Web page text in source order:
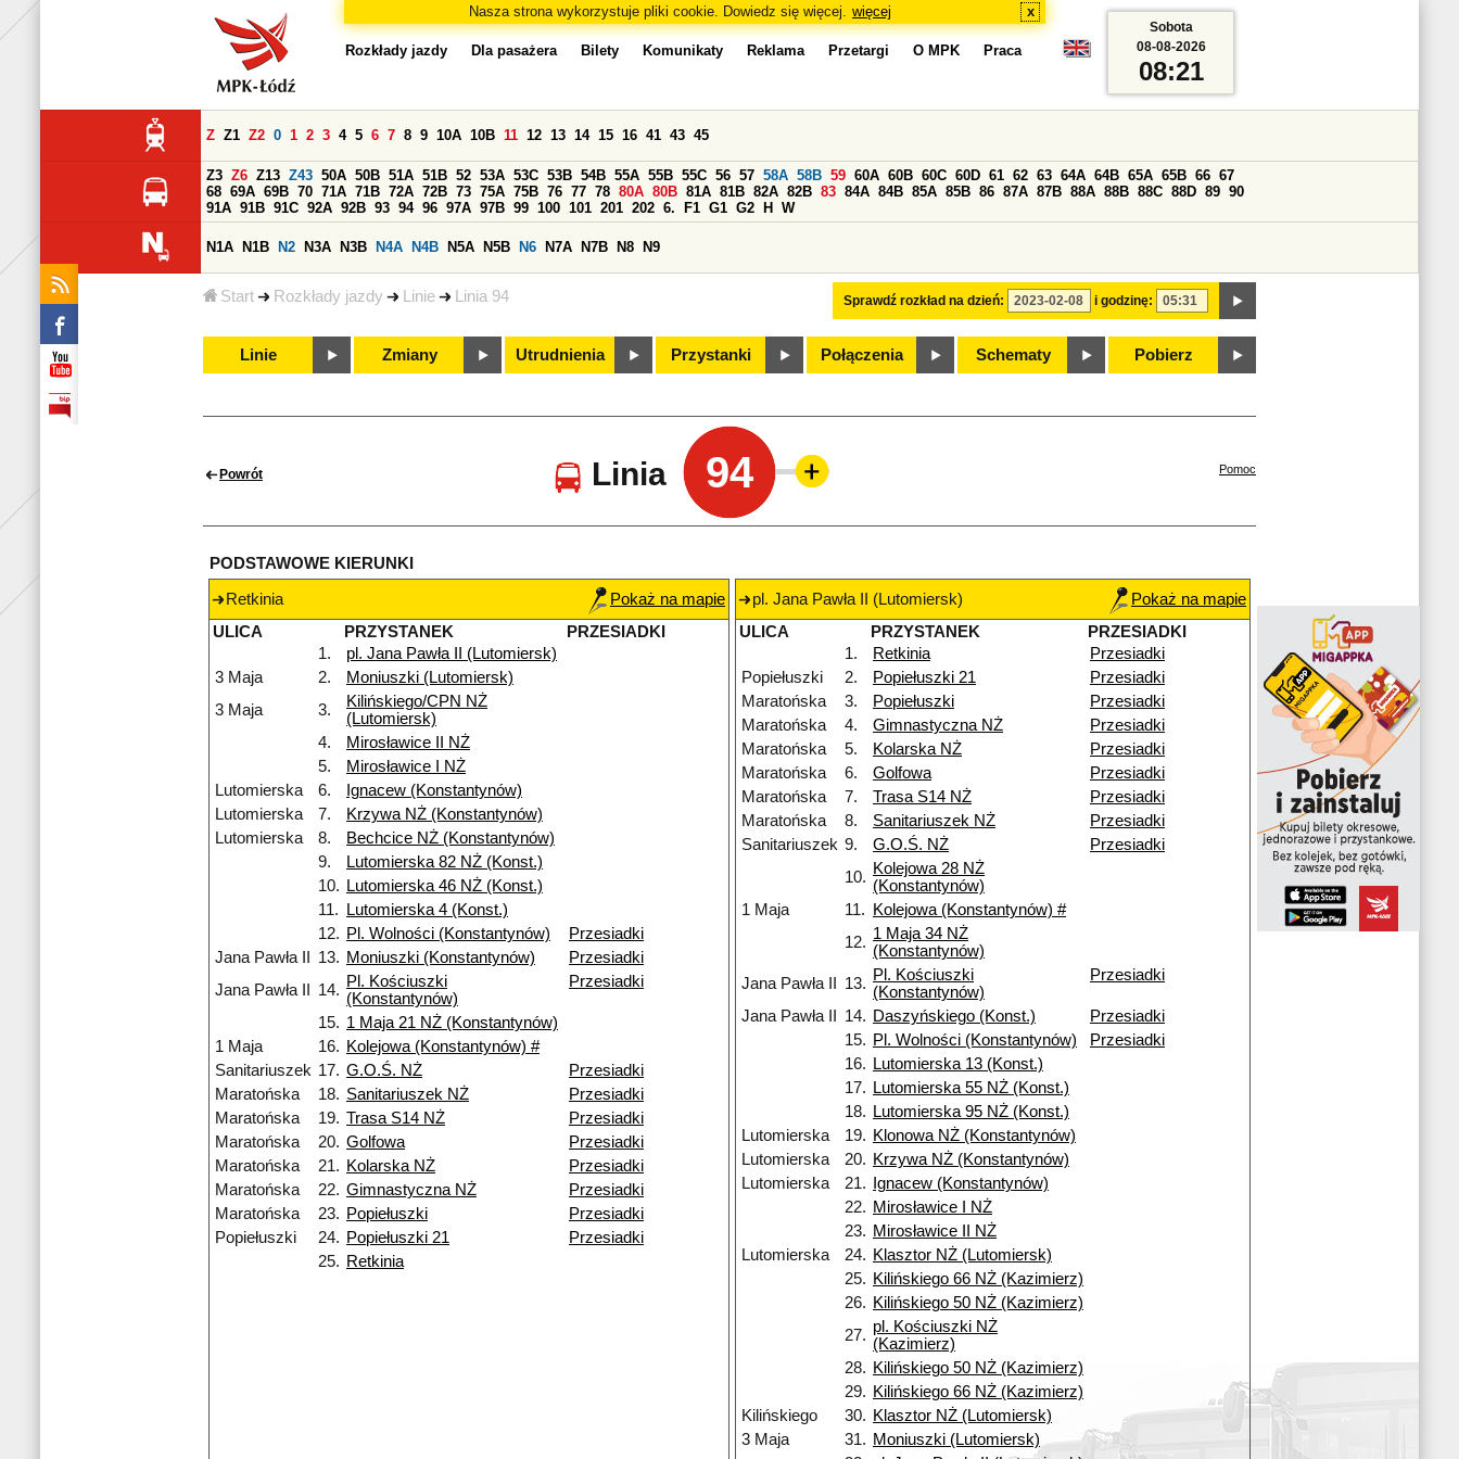
Nasza strona wykorzystuje pliki cookie. Dowiedz się więcej. więcej x
Start Rozkłady jazdy Linie Linia 94
Rozkłady jazdy Dla pasażera Bilety Komunikaty Reklama Przetargi O MPK Praca
Sprawdź rozkład na dzień: i godzinę:
Z Z1 Z2 0 1 2 3 4 5 6 7 8 9 10A 10B 11 12 13 14 15 16 41 43 45
Z3 Z6 Z13 Z43 50A 50B 51A 51B 52 53A 53C 53B 54B 55A 55B 55C 56 57 58A 58B 59 60A 60B 60C 60D 61 62 63 64A 64B 65A 65B 66 67
68 69A 69B 70 71A 71B 72A 72B 73 75A 75B 76 77 78 80A 80B 81A 81B 82A 82B 83 84A 84B 85A 85B 86 87A 87B 88A 88B 88C 88D 89 90
91A 91B 91C 92A 92B 93 94 96 97A 97B 99 100 101 201 202 6. F1 G1 G2 H W
N1A N1B N2 N3A N3B N4A N4B N5A N5B N6 N7A N7B N8 N9
Linie Zmiany Utrudnienia Przystanki Połączenia Schematy Pobierz
Sobota
08-08-2026
08:21
Powrót Linia 94 Pomoc
PODSTAWOWE KIERUNKI
Retkinia
Pokaż na mapie
ULICA
PRZYSTANEK
PRZESIADKI
1.
pl. Jana Pawła II (Lutomiersk)
3 Maja
2.
Moniuszki (Lutomiersk)
3 Maja
3.
Kilińskiego/CPN NŻ
(Lutomiersk)
4.
Mirosławice II NŻ
5.
Mirosławice I NŻ
Lutomierska
6.
Ignacew (Konstantynów)
Lutomierska
7.
Krzywa NŻ (Konstantynów)
Lutomierska
8.
Bechcice NŻ (Konstantynów)
9.
Lutomierska 82 NŻ (Konst.)
10.
Lutomierska 46 NŻ (Konst.)
11.
Lutomierska 4 (Konst.)
12. Pl. Wolności (Konstantynów)
Przesiadki
Jana Pawła II
13. Moniuszki (Konstantynów)
Przesiadki
Jana Pawła II
14. Pl. Kościuszki
(Konstantynów)
Przesiadki
15. 1 Maja 21 NŻ (Konstantynów)
1 Maja
16. Kolejowa (Konstantynów) #
Sanitariuszek 17. G.O.Ś. NŻ
Przesiadki
Maratońska
18. Sanitariuszek NŻ
Przesiadki
Maratońska
19. Trasa S14 NŻ
Przesiadki
Maratońska
20. Golfowa
Przesiadki
Maratońska
21. Kolarska NŻ
Przesiadki
Maratońska
22. Gimnastyczna NŻ
Przesiadki
Maratońska
23. Popiełuszki
Przesiadki
Popiełuszki
24. Popiełuszki 21
Przesiadki
25. Retkinia
pl. Jana Pawła II (Lutomiersk)
Pokaż na mapie
ULICA
PRZYSTANEK
PRZESIADKI
1.
Retkinia
Przesiadki
Popiełuszki
2. Popiełuszki 21
Przesiadki
Maratońska
3. Popiełuszki
Przesiadki
Maratońska
4. Gimnastyczna NŻ
Przesiadki
Maratońska
5. Kolarska NŻ
Przesiadki
Maratońska
6. Golfowa
Przesiadki
Maratońska
7. Trasa S14 NŻ
Przesiadki
Maratońska
8. Sanitariuszek NŻ
Przesiadki
Sanitariuszek 9. G.O.Ś. NŻ
Przesiadki
10. Kolejowa 28 NŻ
(Konstantynów)
1 Maja
11.
Kolejowa (Konstantynów) #
12. 1 Maja 34 NŻ
(Konstantynów)
Jana Pawła II
13. Pl. Kościuszki
(Konstantynów)
Przesiadki
Jana Pawła II 14. Daszyńskiego (Konst.)
Przesiadki
15. Pl. Wolności (Konstantynów)
Przesiadki
16.
Lutomierska 13 (Konst.)
17.
Lutomierska 55 NŻ (Konst.)
18.
Lutomierska 95 NŻ (Konst.)
Lutomierska
19. Klonowa NŻ (Konstantynów)
Lutomierska
20. Krzywa NŻ (Konstantynów)
Lutomierska
21.
Ignacew (Konstantynów)
22. Mirosławice I NŻ
23. Mirosławice II NŻ
Lutomierska
24. Klasztor NŻ (Lutomiersk)
25. Kilińskiego 66 NŻ (Kazimierz)
26. Kilińskiego 50 NŻ (Kazimierz)
27. pl. Kościuszki NŻ
(Kazimierz)
28. Kilińskiego 50 NŻ (Kazimierz)
29. Kilińskiego 66 NŻ (Kazimierz)
Kilińskiego
30. Klasztor NŻ (Lutomiersk)
3 Maja
31. Moniuszki (Lutomiersk)